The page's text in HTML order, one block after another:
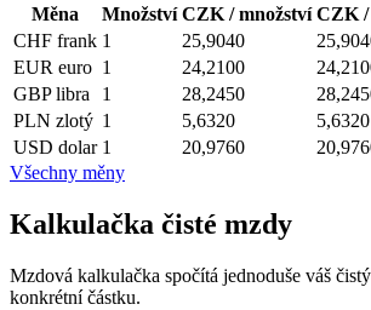
Měna
Množství CZK / množství CZK /
CHF frank 1 25,9040
EUR euro 1 24,2100
GBP libra 1 28,2450
PLN zlotý 1 5,6320
5,6320
USD dolar 1 20,9760
Všechny měny
Kalkulačka čisté mzdy
Mzdová kalkulačka spočítá jednoduše váš
konkrétní částku.